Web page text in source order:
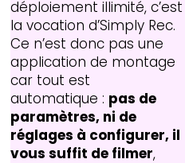
déploiement illimité, c’est
la vocation d’Simply Rec.
Ce n’est donc pas une
application de montage
car tout est
automatique : pas de
paramètres, ni de
réglages à configurer, il
vous suffit de filmer,